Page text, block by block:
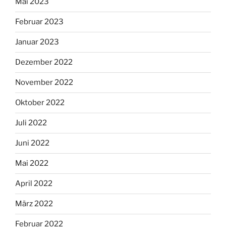
Februar 2023
Januar 2023
Dezember 2022
November 2022
Oktober 2022
Juli 2022
Juni 2022
Mai 2022
April 2022
März 2022
Februar 2022